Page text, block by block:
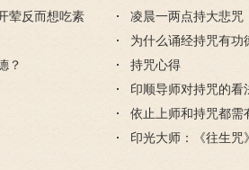
荤反而想吃素
凌晨一两点持大悲咒
为什么诵经持咒有功
？
持咒心得
印顺导师对持咒的看
依止上师和持咒都需
印光大师：《往生咒